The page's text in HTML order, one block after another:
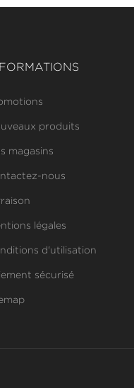
produits
magasins
nous
légales
d'utilisation
sécurisé